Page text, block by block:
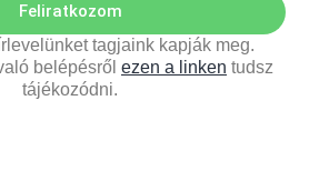
Feliratkozom
tagjaink kapják meg.
belépésről ezen a linken tudsz
tájékozódni.